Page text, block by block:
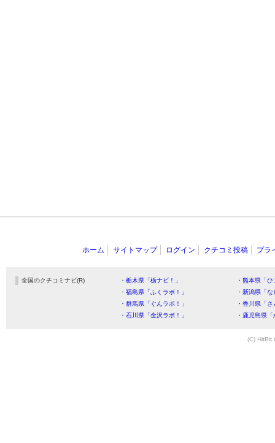
ホーム サイトマップ ログイン クチコミ投稿 プラ
全国のクチコミナビ(R) ・栃木県「栃ナビ！」
・熊本県「
・福島県「ふくラボ！」
・新潟県「
・群馬県「ぐんラボ！」
・香川県「
・石川県「金沢ラボ！」
・鹿児島県
(C) HitBit